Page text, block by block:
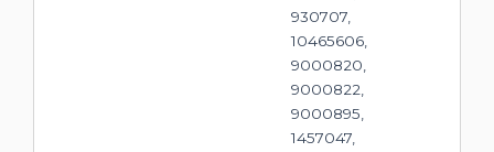
930707,
10465606,
9000820,
9000822,
9000895,
1457047,